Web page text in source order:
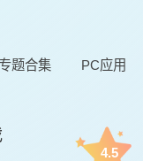
题合集 PC应用
4.5